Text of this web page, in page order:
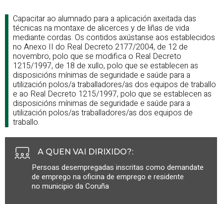
Capacitar ao alumnado para a aplicación axeitada das
técnicas na montaxe de alicerces y de liñas de vida
mediante cordas. Os contidos axústanse aos establecidos
no Anexo II do Real Decreto 2177/2004, de 12 de
novembro, polo que se modifica o Real Decreto
1215/1997, de 18 de xullo, polo que se establecen as
disposicións mínimas de seguridade e saúde para a
utilización polos/a traballadores/as dos equipos de traballo
e ao Real Decreto 1215/1997, polo que se establecen as
disposicións mínimas de seguridade e saúde para a
utilización polos/as traballadores/as dos equipos de
traballo.
A QUEN VAI DIRIXIDO?:
Persoas desempregadas inscritas como demandate
de emprego na oficina de emprego e residente
no municipio da Coruña